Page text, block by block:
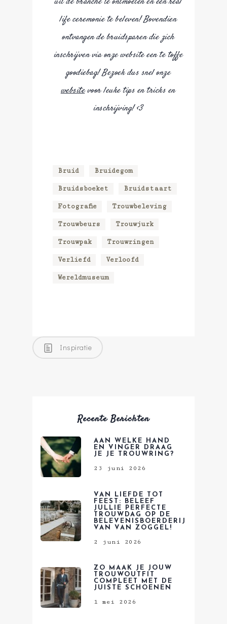
life ceremonie te beleven! Bovendien
ontvangen de bruidsparen die zich
inschrijven via onze website een te toffe
goodiebag! Bezoek dus snel onze
websitevoor leuke tips en tricks en
inschrijving! <3
Bruid Bruidegom
Bruidsboeket Bruidstaart
Fotografie Trouwbeleving
Trouwbeurs Trouwjurk
Trouwpak Trouwringen
Verliefd Verloofd
Wereldmuseum
Inspiratie
Recente Berichten
AAN WELKE HAND
EN VINGER DRAAG
JE JE TROUWRING?
23 juni 2026
VAN LIEFDE TOT
FEEST: BELEEF
JULLIE PERFECTE
TROUWDAG OP DE
BELEVENISBOERDERIJ
VAN VAN ZOGGEL!
2 juni 2026
ZO MAAK JE JOUW
TROUWOUTFIT
COMPLEET MET DE
JUISTE SCHOENEN
1 mei 2026